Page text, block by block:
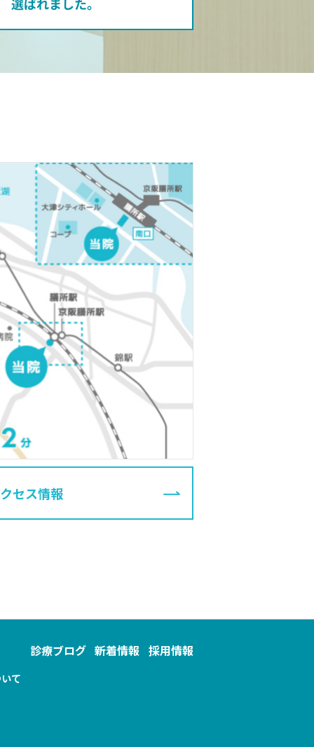
セス情報
て
診療ブログ 新着情報 採用情報